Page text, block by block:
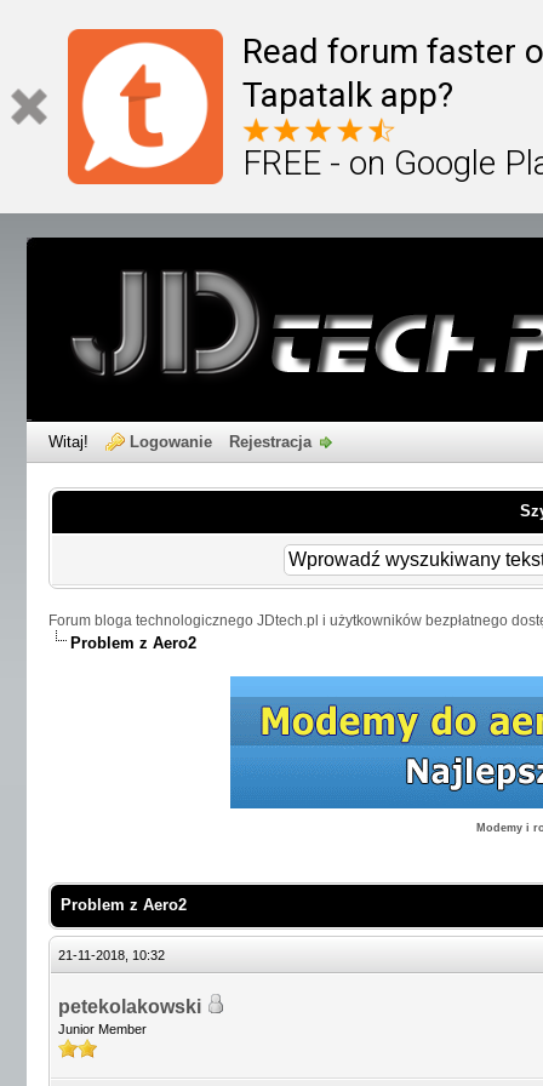
Read forum faster
Tapatalk app?
FREE - on Google
Witaj! Logowanie Rejestracja
Forum bloga technologicznego JDtech.pl i użytkowników bezpłatnego
Problem z Aero2
Modemy i
Problem z Aero2
21-11-2018, 10:32
petekolakowski
Junior Member